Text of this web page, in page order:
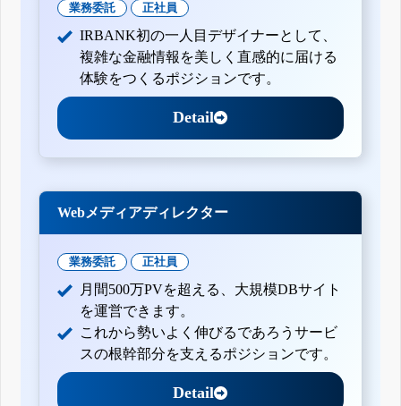
業務委託 正社員
IRBANK初の一人目デザイナーとして、
複雑な金融情報を美しく直感的に届ける
体験をつくるポジションです。
Detail
Webメディアディレクター
業務委託 正社員
月間500万PVを超える、大規模DBサイト
を運営できます。
これから勢いよく伸びるであろうサービ
スの根幹部分を支えるポジションです。
Detail